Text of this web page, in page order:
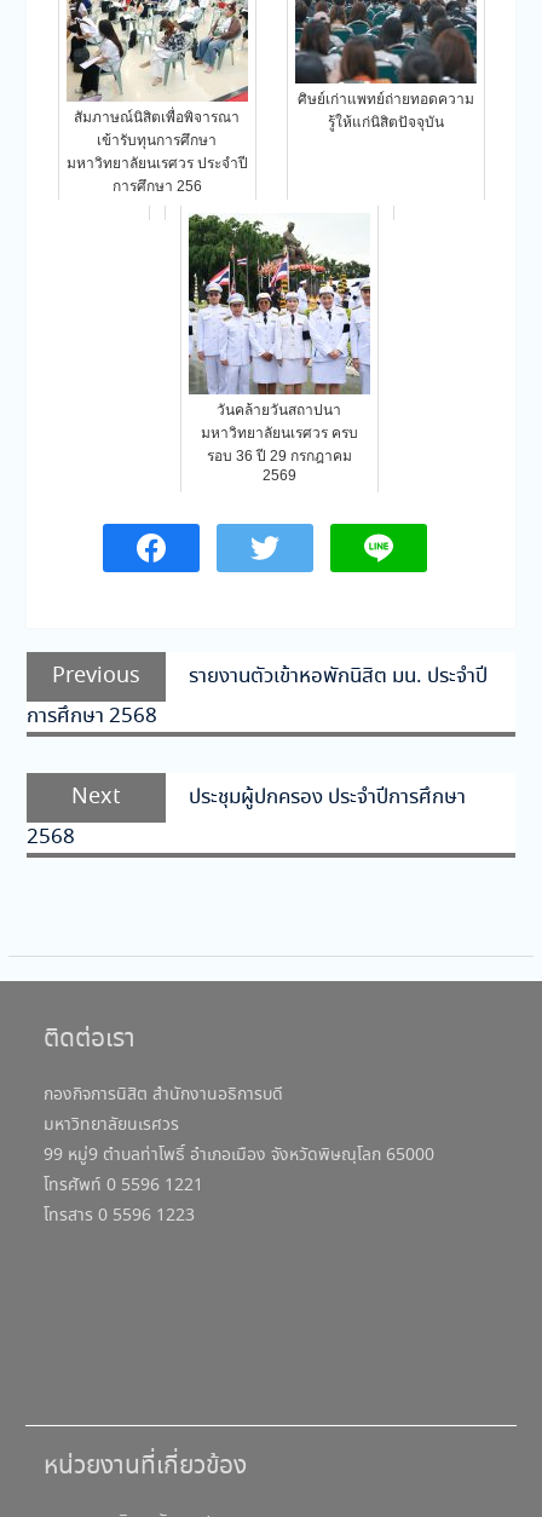
สัมภาษณ์นิสิตเพื่อพิจารณา
เข้ารับทุนการศึกษา
มหาวิทยาลัยนเรศวร ประจำปี
การศึกษา 256
ศิษย์เก่าแพทย์ถ่ายทอดความ
รู้ให้แก่นิสิตปัจจุบัน
วันคล้ายวันสถาปนา
มหาวิทยาลัยนเรศวร ครบ
รอบ 36 ปี 29 กรกฎาคม
2569
แนะแนว
เรื่อง
Previous
Previous
post:
รายงานตัวเข้าหอพักนิสิต มน. ประจำปี
การศึกษา 2568
Next
Next
post:
ประชุมผู้ปกครอง ประจำปีการศึกษา
2568
ติดต่อเรา
กองกิจการนิสิต สำนักงานอธิการบดี
มหาวิทยาลัยนเรศวร
99 หมู่9 ตำบลท่าโพธิ์ อำเภอเมือง จังหวัดพิษณุโลก 65000
โทรศัพท์ 0 5596 1221
โทรสาร 0 5596 1223
หน่วยงานที่เกี่ยวข้อง